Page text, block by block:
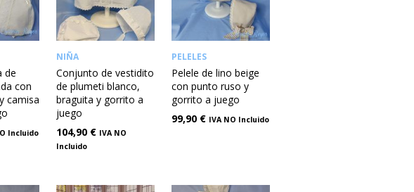
de
con
camisa
Incluido
NIÑA
Conjunto de vestidito
de plumeti blanco,
braguita y gorrito a
juego
104,90 € IVA NO
Incluido
PELELES
Pelele de lino beige
con punto ruso y
gorrito a juego
99,90 € IVA NO Incluido